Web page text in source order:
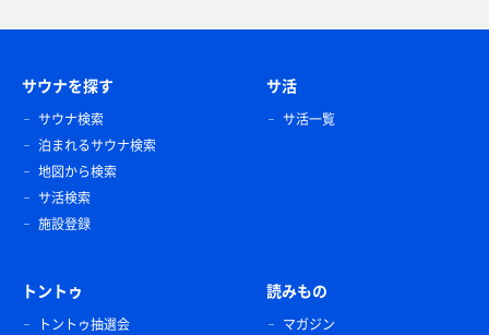
サウナを探す
サウナ検索
泊まれるサウナ検索
地図から検索
サ活検索
施設登録
サ活
サ活一覧
トントゥ
トントゥ抽選会
読みもの
マガジン